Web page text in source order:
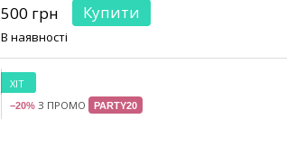
500 грн Купити
В наявності
ХІТ
−20% З ПРОМО PARTY20